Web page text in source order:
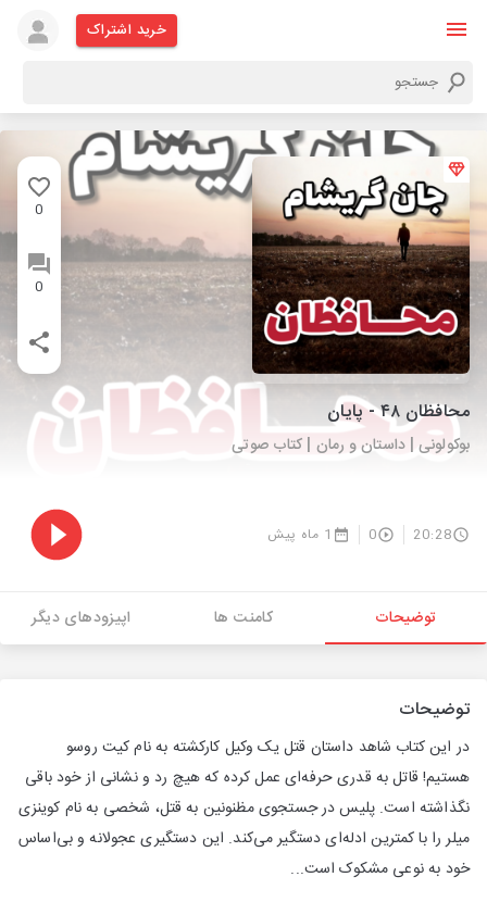
خرید اشتراک
0
0
محافظان ۴۸ - پایان
بوکولونی | داستان و رمان | کتاب صوتی
20:28
0 1 ماه پیش
توضیحات کامنت ها اپیزودهای دیگر
توضیحات
در این کتاب شاهد داستان قتل یک وکیل کارکشته به نام کیت روسو
هستیم! قاتل به قدری حرفه‌ای عمل کرده که هیچ رد و نشانی از خود باقی
نگذاشته است. پلیس در جستجوی مظنونین به قتل، شخصی به نام کوینزی
میلر را با کمترین ادله‌ای دستگیر می‌کند. این دستگیری عجولانه و بی‌اساس
خود به نوعی مشکوک است...